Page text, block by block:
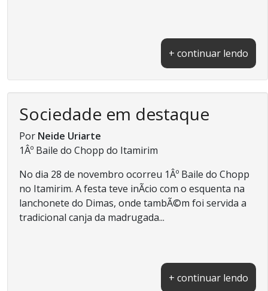
+ continuar lendo
Sociedade em destaque
Por Neide Uriarte
1Âº Baile do Chopp do Itamirim
No dia 28 de novembro ocorreu 1Âº Baile do Chopp
no Itamirim. A festa teve inÃ­cio com o esquenta na
lanchonete do Dimas, onde tambÃ©m foi servida a
tradicional canja da madrugada...
+ continuar lendo